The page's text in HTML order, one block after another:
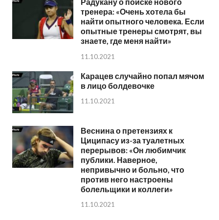
тренера: «Очень хотела бы
найти опытного человека. Если
опытные тренеры смотрят, вы
знаете, где меня найти»
11.10.2021
Карацев случайно попал мячом
в лицо болдевочке
11.10.2021
Веснина о претензиях к
Циципасу из-за туалетных
перерывов: «Он любимчик
публики. Наверное,
непривычно и больно, что
против него настроены
болельщики и коллеги»
11.10.2021